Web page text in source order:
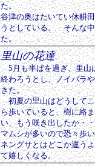
た。
谷津の奥はたいてい休耕
うとしている。 そんな
た。
里山の花達
5月も半ばを過ぎ、里山
終わろうとし、ノイバラ
きた。
初夏の里山はどうしてこ
ら歩いていると、樹に絡
い、もう咲き出したか・
マムシが多いので恐々歩
ネングサとはどこか違う
て嬉しくなる。